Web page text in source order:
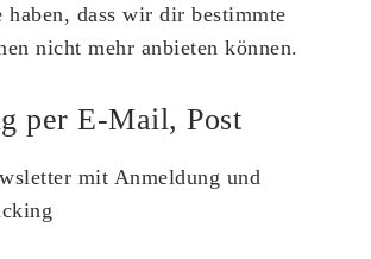
haben, dass wir dir bestimmte
nicht mehr anbieten können.
per E-Mail, Post
mit Anmeldung und